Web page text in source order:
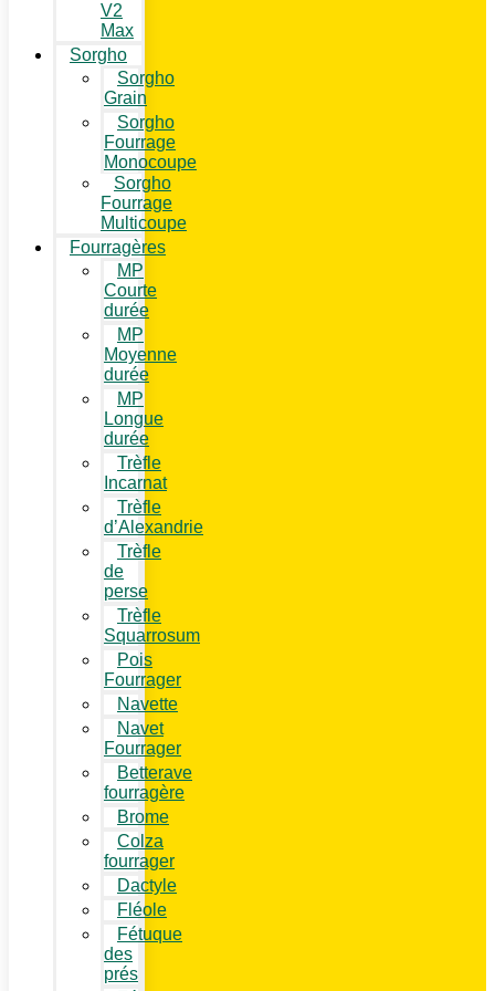
V2
Max
Sorgho
Sorgho
Grain
Sorgho
Fourrage
Monocoupe
Sorgho
Fourrage
Multicoupe
Fourragères
MP
Courte
durée
MP
Moyenne
durée
MP
Longue
durée
Trèfle
Incarnat
Trèfle
d’Alexandrie
Trèfle
de
perse
Trèfle
Squarrosum
Pois
Fourrager
Navette
Navet
Fourrager
Betterave
fourragère
Brome
Colza
fourrager
Dactyle
Fléole
Fétuque
des
prés